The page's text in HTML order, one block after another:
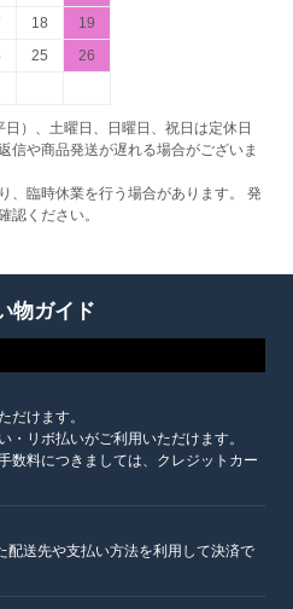
18
19
25
26
）、土曜日、日曜日、祝日は定休日
信や商品発送が遅れる場合がございま
、臨時休業を行う場合があります。 発
認ください。
物ガイド
だけます。
・リボ払いがご利用いただけます。
数料につきましては、クレジットカー
送先や支払い方法を利用して決済で